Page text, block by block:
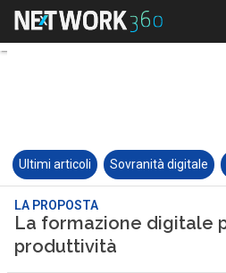
Ultimi articoli Sovranità digitale
LA PROPOSTA
La formazione digitale
produttività